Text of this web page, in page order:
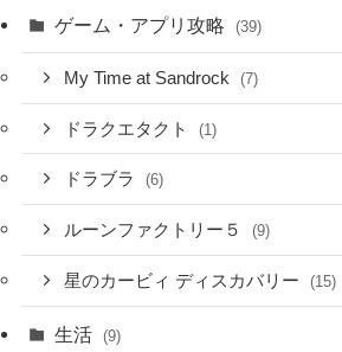
ゲーム・アプリ攻略 (39)
My Time at Sandrock (7)
ドラクエタクト (1)
ドラブラ (6)
ルーンファクトリー５ (9)
星のカービィ ディスカバリー (15)
生活 (9)